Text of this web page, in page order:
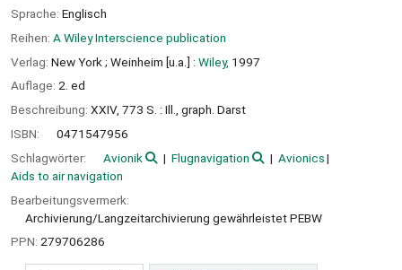
Sprache: Englisch
Reihen: A Wiley Interscience publication
Verlag: New York ; Weinheim [u.a.] : Wiley, 1997
Auflage: 2. ed
Beschreibung: XXIV, 773 S. : Ill., graph. Darst
ISBN:
0471547956
Schlagwörter:
Avionik Flugnavigation
Avionics
Aids to air navigation
Bearbeitungsvermerk:
Archivierung/Langzeitarchivierung gewährleistet PEBW
PPN: 279706286